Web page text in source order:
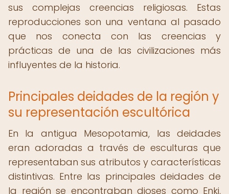
sus complejas creencias religiosas. Estas
reproducciones son una ventana al pasado
que nos conecta con las creencias y
prácticas de una de las civilizaciones más
influyentes de la historia.
Principales deidades de la región y
su representación escultórica
En la antigua Mesopotamia, las deidades
eran adoradas a través de esculturas que
representaban sus atributos y características
distintivas. Entre las principales deidades de
la región se encontraban dioses como Enki,